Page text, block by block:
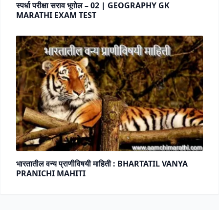
स्पर्धा परीक्षा सराव भूगोल – 02 | GEOGRAPHY GK
MARATHI EXAM TEST
भारतातील वन्य प्राणीविषयी माहिती : BHARTATIL VANYA
PRANICHI MAHITI